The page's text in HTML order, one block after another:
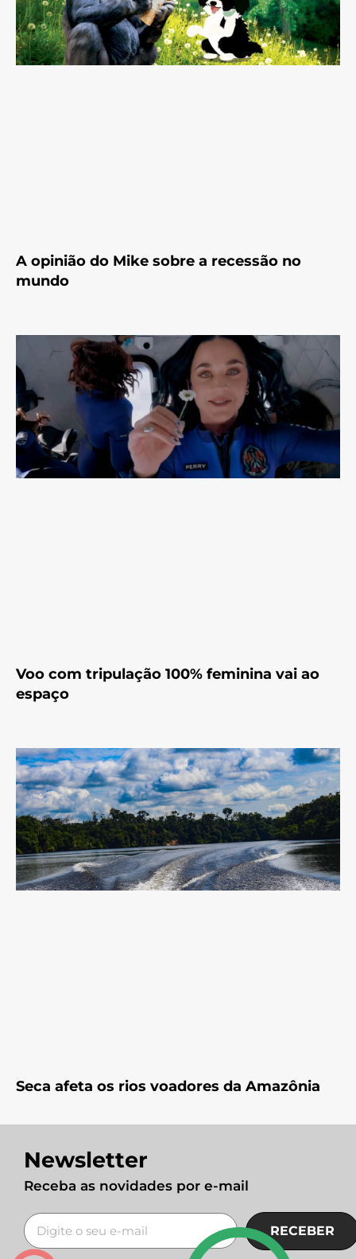
A opinião do Mike sobre a recessão no
mundo
Voo com tripulação 100% feminina vai ao
espaço
Seca afeta os rios voadores da Amazônia
Newsletter
Receba as novidades por e-mail
RECEBER